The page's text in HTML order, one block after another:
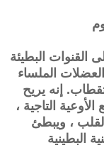
القنوات البطيئة
الملساء
إنه يريح
التاجية ،
، ويبطئ
البطينية